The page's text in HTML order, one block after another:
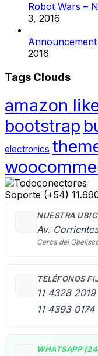
Robot Wars –
3, 2016
2016
Tags Clouds
amazon
bootstrap
electronics
Soporte (+54)
NUESTRA
Av.
Cerca del
TELÉFONOS
11 4328 2019
11 4393 0174
WHATSAPP